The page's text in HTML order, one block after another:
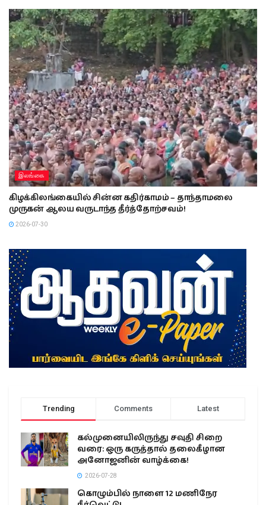
இலங்கை
கிழக்கிலங்கையில் சின்ன கதிர்காமம் – தாந்தாமலை
முருகன் ஆலய வருடாந்த தீர்த்தோற்சவம்!
2026-07-30
Trending Comments Latest
கல்முனையிலிருந்து சவுதி சிறை
வரை: ஒரு கருத்தால் தலைகீழான
அனோஜனின் வாழ்க்கை!
2026-07-28
கொழும்பில் நாளை 12 மணிநேர